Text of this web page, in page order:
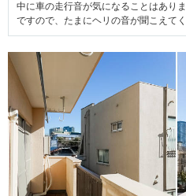
中に車の走行音が気になることはあり
ですので、たまにヘリの音が聞こえて